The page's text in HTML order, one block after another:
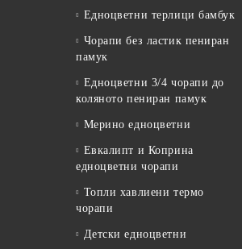
Едноцветни терлици бамбук
Чорапи без ластик пениран
памук
Едноцветни 3/4 чорапи до
коляното пениран памук
Мерино едноцветни
Евкалипт и Коприна
едноцветни чорапи
Топли хавлиени термо
чорапи
Детски едноцветни